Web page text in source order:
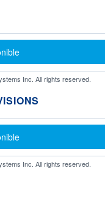
Inc. All rights reserved.
Inc. All rights reserved.